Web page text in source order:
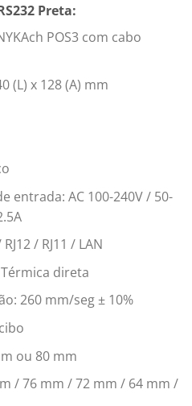
Preta:
POS3 com cabo
(L) x 128 (A) mm
entrada: AC 100-240V / 50-
/ RJ11 / LAN
direta
260 mm/seg ± 10%
ou 80 mm
/ 76 mm / 72 mm / 64 mm /